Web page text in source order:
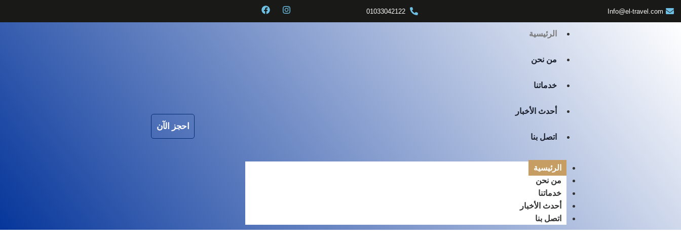
Info@el-travel.com
01033042122
الرئيسية
من نحن
خدماتنا
أحدث الأخبار
اتصل بنا
الرئيسية
من نحن
خدماتنا
أحدث الأخبار
اتصل بنا
احجز الآن